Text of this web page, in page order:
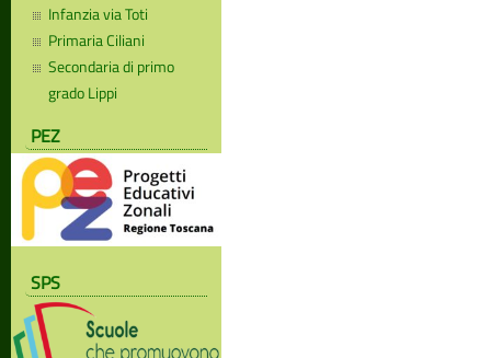
Infanzia via Toti
Primaria Ciliani
Secondaria di primo
grado Lippi
PEZ
SPS